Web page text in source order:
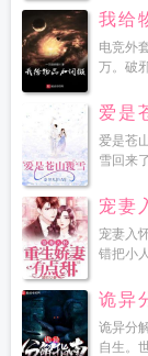
我给
电竞外
万。破
爱是
爱是苍
雪回来
宠妻
宠妻入
错把小
诡异
诡异分
自生。